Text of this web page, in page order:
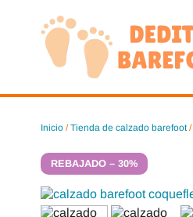
contenido
Inicio /Tienda de calzado barefoot/
REBAJADO – 30%